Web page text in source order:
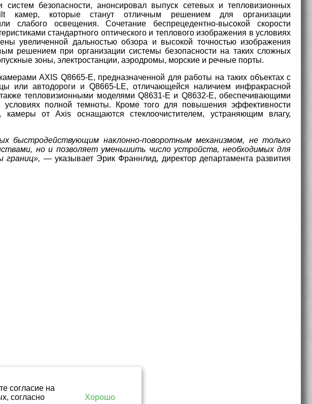
безопасности, анонсировал выпуск сетевых и тепловизионных
Tilt камер, которые станут отличным решением для организации
слабого освещения. Сочетание беспрецедентно-высокой скорости
стандартного оптического и теплового изображения в условиях
увеличенной дальностью обзора и высокой точностью изображения
решением при организации системы безопасности на таких сложных
зоны, электростанции, аэродромы, морские и речные порты.
AXIS Q8665-E, предназначенной для работы на таких объектах с
или автодороги и Q8665-LE, отличающейся наличием инфракрасной
тепловизионными моделями Q8631-E и Q8632-E, обеспечивающими
условиях полной темноты. Кроме того для повышения эффективности
от Axis оснащаются стеклоочистителем, устраняющим влагу,
быстродействующим наклонно-поворотным механизмом, не только
но и позволяет уменьшить число устройств, необходимых для
границ», — указывает Эрик Франнлид, директор департамента развития
согласие на
согласно
Хорошо